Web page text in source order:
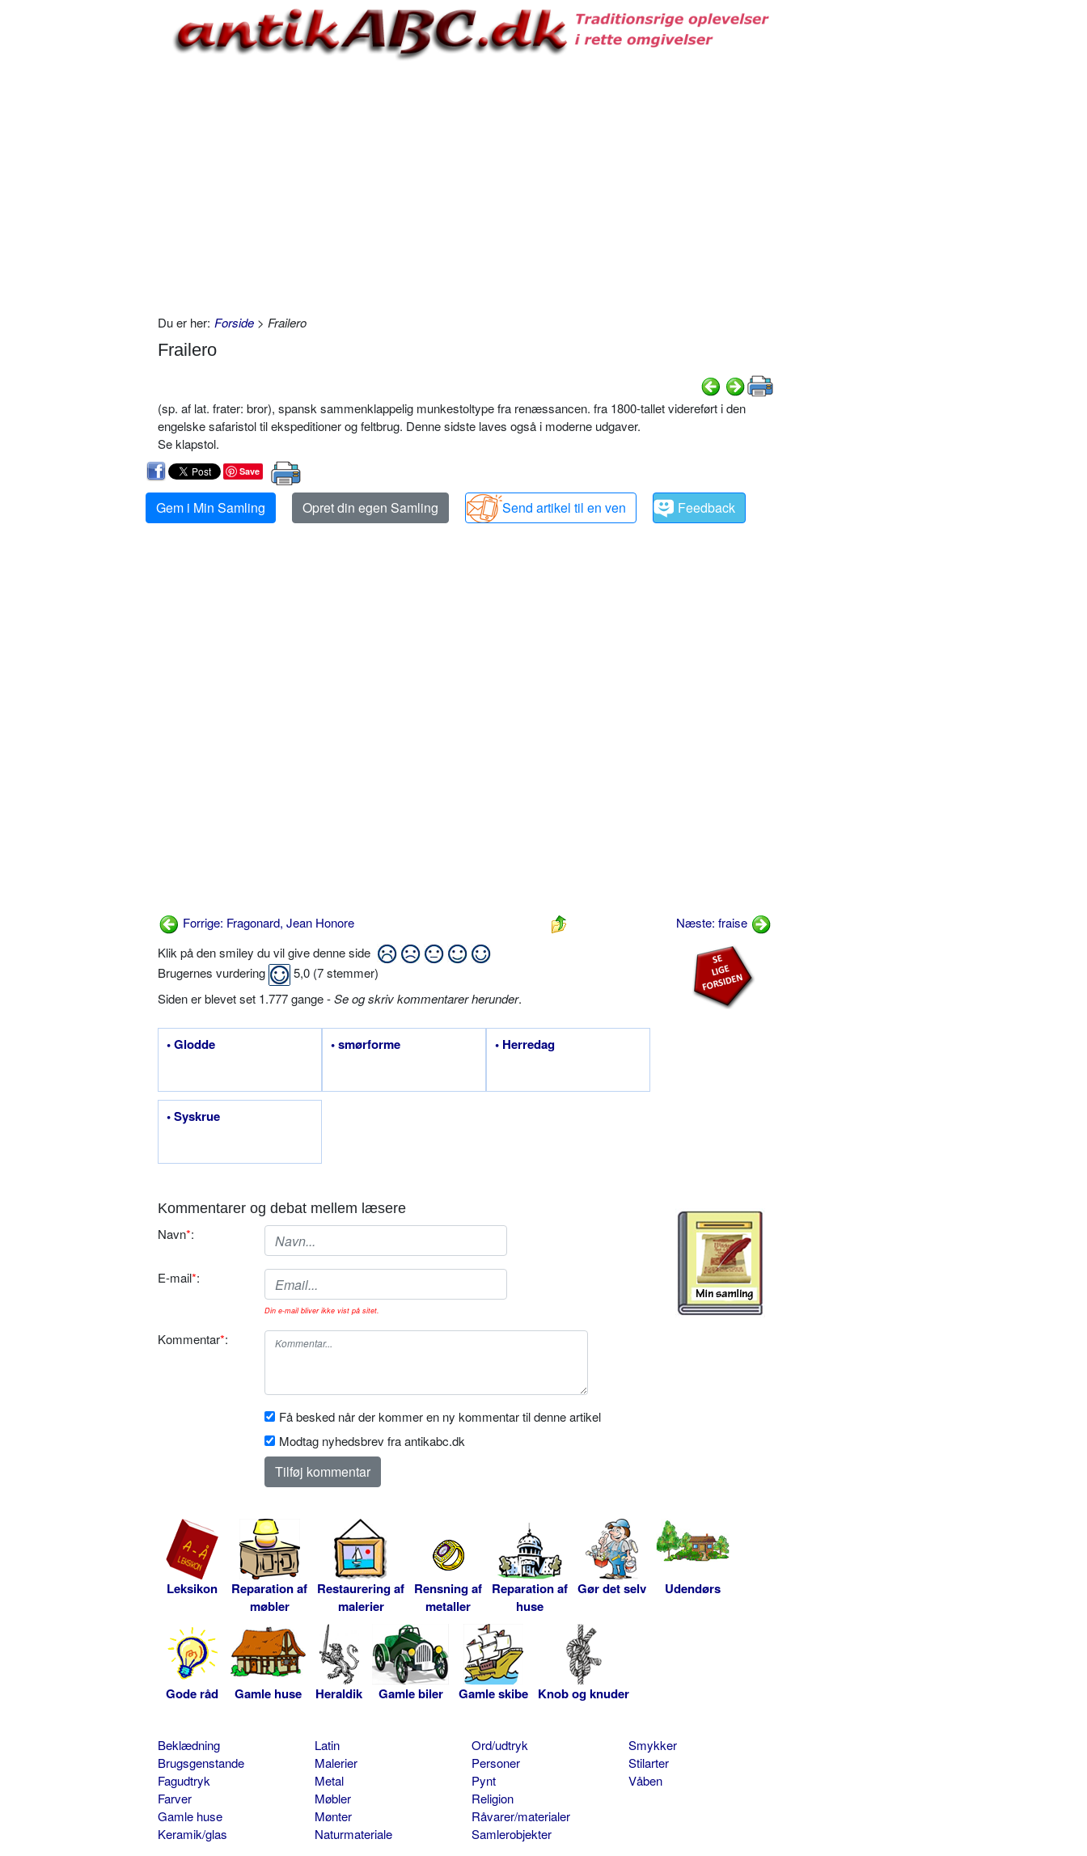
Du er her: Forside > Frailero
Frailero
(sp. af lat. frater: bror), spansk sammenklappelig munkestoltype fra renæssancen. fra 1800-tallet videreført i den
engelske safaristol til ekspeditioner og feltbrug. Denne sidste laves også i moderne udgaver.
Se klapstol.
Save
Gem i Min Samling Opret din egen Samling Send artikel til en ven Feedback
Forrige: Fragonard, Jean Honore
Næste: fraise
Klik på den smiley du vil give denne side
Brugernes vurdering
5,0 (7stemmer)
Siden er blevet set 1.777 gange -Se og skriv kommentarer herunder.
• Glodde • smørforme • Herredag
• Syskrue
Kommentarer og debat mellem læsere
Navn*:
E-mail*:
Din e-mail bliver ikke vist på sitet.
Kommentar*:
Få besked når der kommer en ny kommentar til denne artikel
Modtag nyhedsbrev fra antikabc.dk
Leksikon
Reparation af
møbler
Restaurering af
malerier
Rensning af
metaller
Reparation af
huse
Gør det selv Udendørs
Gode råd Gamle huse Heraldik Gamle biler Gamle skibe Knob og knuder
Beklædning
Brugsgenstande
Fagudtryk
Farver
Gamle huse
Keramik/glas
Latin
Malerier
Metal
Møbler
Mønter
Naturmateriale
Ord/udtryk
Personer
Pynt
Religion
Råvarer/materialer
Samlerobjekter
Smykker
Stilarter
Våben